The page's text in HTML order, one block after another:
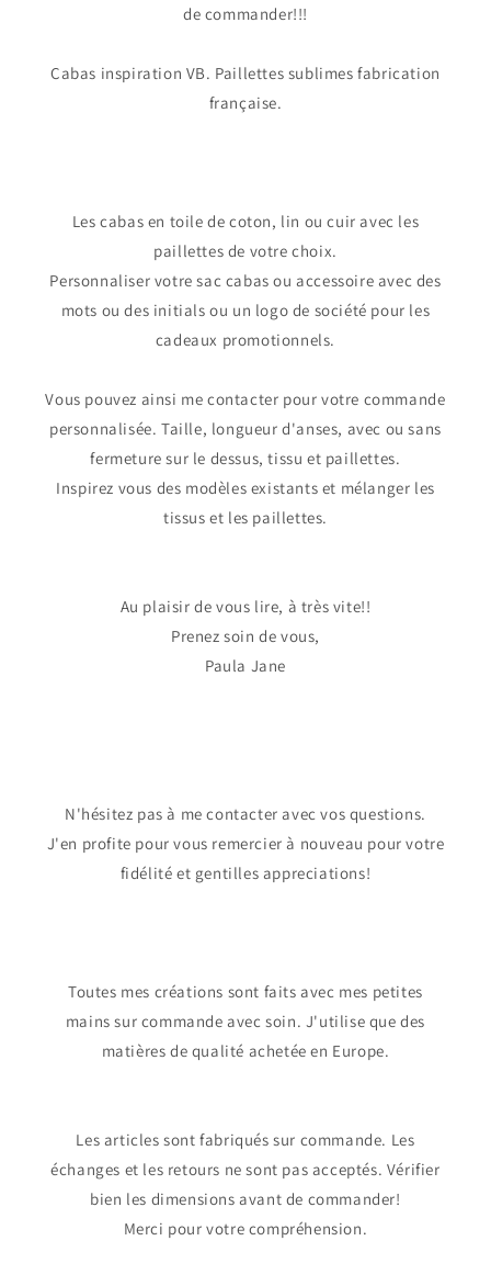
de commander!!!
Cabas inspiration VB. Paillettes sublimes fabrication
française.
Les cabas en toile de coton, lin ou cuir avec les
paillettes de votre choix.
Personnaliser votre sac cabas ou accessoire avec des
mots ou des initials ou un logo de société pour les
cadeaux promotionnels.
Vous pouvez ainsi me contacter pour votre commande
personnalisée. Taille, longueur d'anses, avec ou sans
fermeture sur le dessus, tissu et paillettes.
Inspirez vous des modèles existants et mélanger les
tissus et les paillettes.
Au plaisir de vous lire, à très vite!!
Prenez soin de vous,
Paula Jane
N'hésitez pas à me contacter avec vos questions.
J'en profite pour vous remercier à nouveau pour votre
fidélité et gentilles appreciations!
Toutes mes créations sont faits avec mes petites
mains sur commande avec soin. J'utilise que des
matières de qualité achetée en Europe.
Les articles sont fabriqués sur commande. Les
échanges et les retours ne sont pas acceptés. Vérifier
bien les dimensions avant de commander!
Merci pour votre compréhension.